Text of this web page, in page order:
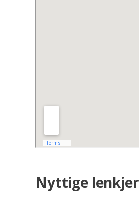
Nyttige lenkjer